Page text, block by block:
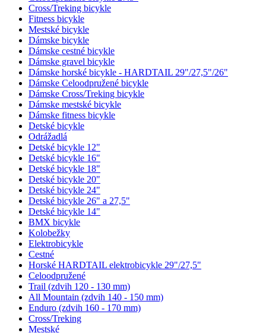
Cross/Treking bicykle
Fitness bicykle
Mestské bicykle
Dámske bicykle
Dámske cestné bicykle
Dámske gravel bicykle
Dámske horské bicykle - HARDTAIL 29"/27,5"/26"
Dámske Celoodpružené bicykle
Dámske Cross/Treking bicykle
Dámske mestské bicykle
Dámske fitness bicykle
Detské bicykle
Odrážadlá
Detské bicykle 12"
Detské bicykle 16"
Detské bicykle 18"
Detské bicykle 20"
Detské bicykle 24"
Detské bicykle 26" a 27,5"
Detské bicykle 14"
BMX bicykle
Kolobežky
Elektrobicykle
Cestné
Horské HARDTAIL elektrobicykle 29"/27,5"
Celoodpružené
Trail (zdvih 120 - 130 mm)
All Mountain (zdvih 140 - 150 mm)
Enduro (zdvih 160 - 170 mm)
Cross/Treking
Mestské